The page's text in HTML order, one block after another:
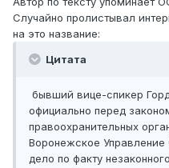
Случайно пролистывал
на это название:
Цитата
бывший вице-спикер
официально перед
правоохранительных
Воронежское
дело по факту